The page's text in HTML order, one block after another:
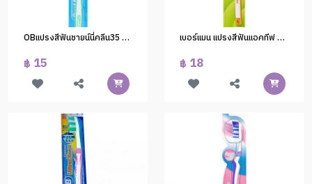
OBแปรงสีฟันชายน์นี่คลีน35 ซอฟท์(1x12)
฿ 15
เบอร์แมน แปรงสีฟันแอคทีฟ มีเดียม (1x12)
฿ 18